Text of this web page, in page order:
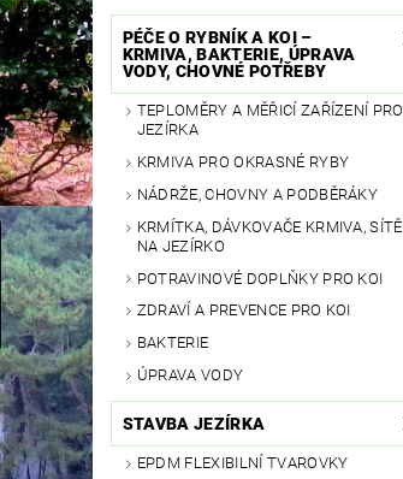
PÉČE O RYBNÍK A KOI –
KRMIVA, BAKTERIE, ÚPRAVA
VODY, CHOVNÉ POTŘEBY
TEPLOMĚRY A MĚŘICÍ ZAŘÍZENÍ PRO
JEZÍRKA
KRMIVA PRO OKRASNÉ RYBY
NÁDRŽE, CHOVNY A PODBĚRÁKY
KRMÍTKA, DÁVKOVAČE KRMIVA, SÍTĚ
NA JEZÍRKO
POTRAVINOVÉ DOPLŇKY PRO KOI
ZDRAVÍ A PREVENCE PRO KOI
BAKTERIE
ÚPRAVA VODY
STAVBA JEZÍRKA
EPDM FLEXIBILNÍ TVAROVKY